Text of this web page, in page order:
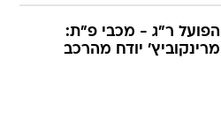
הפועל ר"ג - מכבי פ"ת:
מרינקוביץ' יודח מהרכב